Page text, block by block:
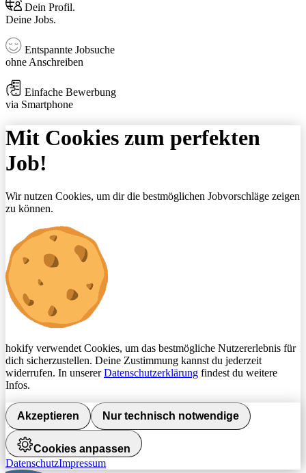
Dein Profil.
Deine Jobs.
Entspannte Jobsuche
ohne Anschreiben
Einfache Bewerbung
via Smartphone
Mit Cookies zum perfekten
Job!
Wir nutzen Cookies, um dir die bestmöglichen Jobvorschläge zeigen
zu können.
hokify verwendet Cookies, um das bestmögliche Nutzererlebnis für
dich sicherzustellen. Deine Zustimmung kannst du jederzeit
widerrufen. In unsererDatenschutzerklärung findest du weitere
Infos.
Akzeptieren Nur technisch notwendige
Cookies anpassen
DatenschutzImpressum